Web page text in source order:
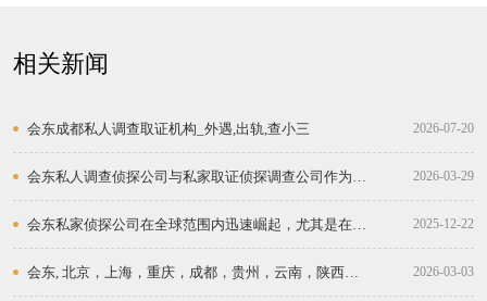
相关新闻
会东成都私人调查取证机构_外遇,出轨,查小三 2026-07-20
会东私人调查侦探公司与私家取证侦探调查公司作为现
代社会的“真相守护者”
2026-03-29
会东私家侦探公司在全球范围内迅速崛起，尤其是在中
国等经济快速发展的和地区。
2025-12-22
会东, 北京，上海，重庆，成都，贵州，云南，陕西， 2026-03-03